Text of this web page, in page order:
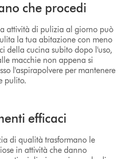
che procedi
attività di pulizia al giorno può
la tua abitazione con meno
della cucina subito dopo l'uso,
macchie non appena si
l'aspirapolvere per mantenere
pulito.
efficaci
di qualità trasformano le
in attività che danno